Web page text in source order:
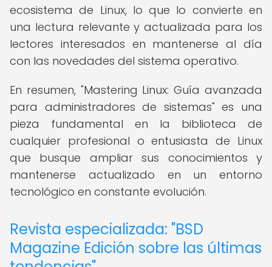
ecosistema de Linux, lo que lo convierte en
una lectura relevante y actualizada para los
lectores interesados en mantenerse al día
con las novedades del sistema operativo.
En resumen, "Mastering Linux: Guía avanzada
para administradores de sistemas" es una
pieza fundamental en la biblioteca de
cualquier profesional o entusiasta de Linux
que busque ampliar sus conocimientos y
mantenerse actualizado en un entorno
tecnológico en constante evolución.
Revista especializada: "BSD
Magazine Edición sobre las últimas